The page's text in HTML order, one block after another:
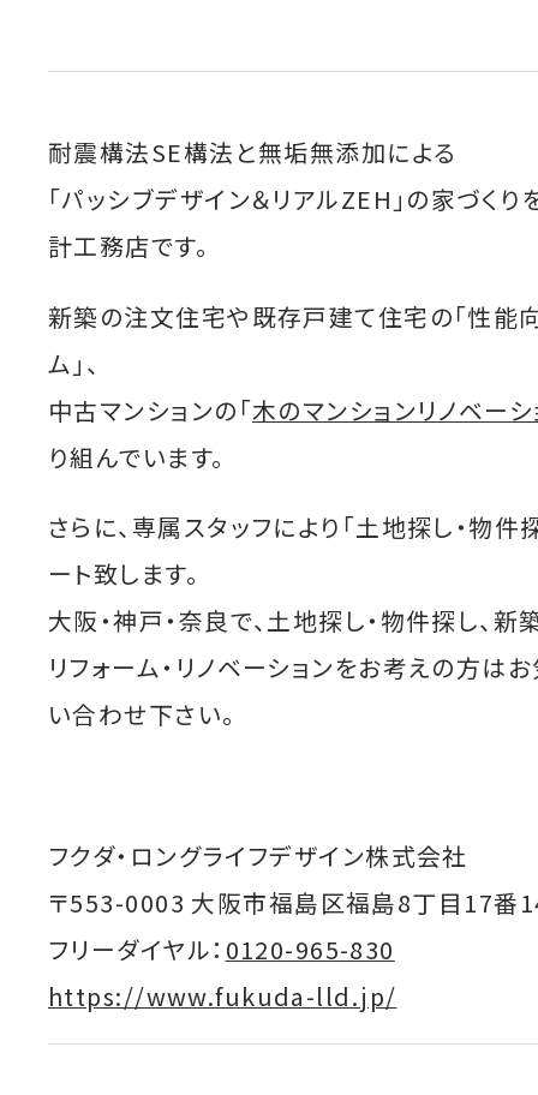
耐震構法SE構法と無垢無添加による
「パッシブデザイン＆リアルZEH」の家づく
計工務店です。
新築の注文住宅や既存戸建て住宅の「性能
ム」、
中古マンションの「木のマンションリノベーシ
り組んでいます。
さらに、専属スタッフにより「土地探し・物件
ート致します。
大阪・神戸・奈良で、土地探し・物件探し、新
リフォーム・リノベーションをお考えの方は
い合わせ下さい。
フクダ・ロングライフデザイン株式会社
〒553-0003 大阪市福島区福島8丁目17番
フリーダイヤル： 0120-965-830
https://www.fukuda-lld.jp/